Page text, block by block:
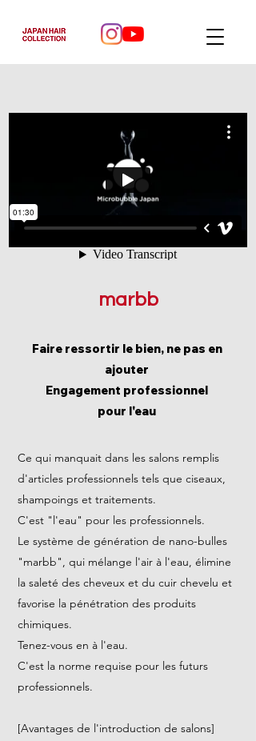
marbb
Faire ressortir le bien, ne pas en
ajouter
Engagement professionnel
pour l'eau
Ce qui manquait dans les salons remplis
d'articles professionnels tels que ciseaux,
shampoings et traitements.
C'est "l'eau" pour les professionnels.
Le système de génération de nano-bulles
"marbb", qui mélange l'air à l'eau, élimine
la saleté des cheveux et du cuir chevelu et
favorise la pénétration des produits
chimiques.
Tenez-vous en à l'eau.
C'est la norme requise pour les futurs
professionnels.
[Avantages de l'introduction de salons]